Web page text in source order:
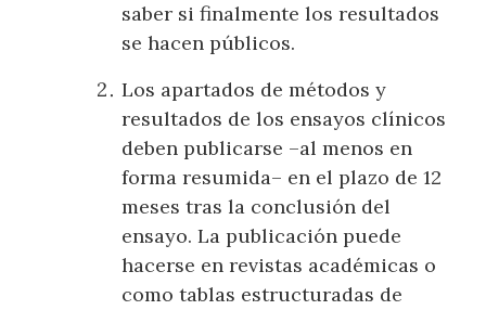
saber si finalmente los resultados
se hacen públicos.
Los apartados de métodos y
resultados de los ensayos clínicos
deben publicarse –al menos en
forma resumida– en el plazo de 12
meses tras la conclusión del
ensayo. La publicación puede
hacerse en revistas académicas o
como tablas estructuradas de